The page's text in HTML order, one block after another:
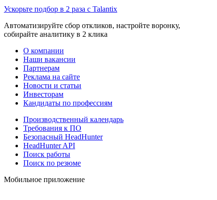
Ускорьте подбор в 2 раза с Talantix
Автоматизируйте сбор откликов, настройте воронку,
собирайте аналитику в 2 клика
О компании
Наши вакансии
Партнерам
Реклама на сайте
Новости и статьи
Инвесторам
Кандидаты по профессиям
Производственный календарь
Требования к ПО
Безопасный HeadHunter
HeadHunter API
Поиск работы
Поиск по резюме
Мобильное приложение